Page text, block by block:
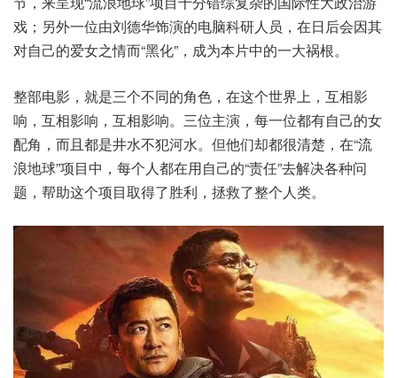
戏；另外一位由刘德华饰演的电脑科研人员，在日后会因其
对自己的爱女之情而“黑化”，成为本片中的一大祸根。
整部电影，就是三个不同的角色，在这个世界上，互相影
响，互相影响，互相影响。三位主演，每一位都有自己的女
配角，而且都是井水不犯河水。但他们却都很清楚，在“流
浪地球”项目中，每个人都在用自己的“责任”去解决各种问
题，帮助这个项目取得了胜利，拯救了整个人类。